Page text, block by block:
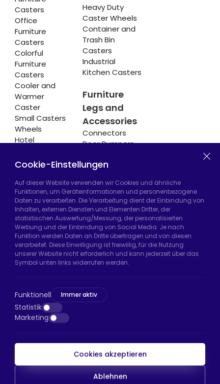
Casters
Office
Furniture
Casters
Colorful
Furniture
Casters
Cooler and
Warmer
Caster
Small Casters
Wheels
Hotel
Casters
Heavy Duty
Caster Wheels
Container and
Trash Bin
Casters
Industrial
Kitchen Casters
Furniture
Legs and
Accessories
Connectors
Door Bumpers
Hadımköy Fabrik:Atatürk Sanayi Bölgesi,
Uzunçayır Caddesi, No:11 Hadımköy, 34555
Arnavutköy/İstanbul
Telefon: +90 212 640 66 46
E-Mail: export@htsteker.com
D:a, 34045 Bayrampaşa/İstanbul
Telefon:+90 530 044 64 87
E-Mail: info@htsteker.com
HTS-Zahlung
Cookie-Einstellungen
Auf dieser Website verwenden wir Cookies und ähnliche
Funktionen, um Geräteinformationen und personenbezogene
Daten zu verarbeiten. Die Verarbeitung dient der Einbindung von
Inhalten, externen Diensten und Elementen Dritter, der
statistischen Auswertung/Messung, der personalisierten
Werbung und der Einbindung von Social Media. Je nach
Funktion werden Daten an Dritte übertragen und von diesen
verarbeitet. Diese Einwilligung ist freiwillig, für die Nutzung
unserer Website nicht erforderlich und kann jederzeit über das
Symbol unten links widerrufen werden.
Funktionell Immer aktiv
Statistik
Marketing
Cookies akzeptieren
Ablehnen